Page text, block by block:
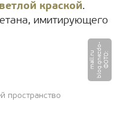
краской.
имитирующего
Ф
О
Т
О
:
b
l
o
g.
g
n
e
z
d
o
-m
a
l
l.
r
u
пространство